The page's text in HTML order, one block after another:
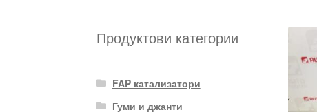
Продуктови категории
FAP катализатори
Гуми и джанти